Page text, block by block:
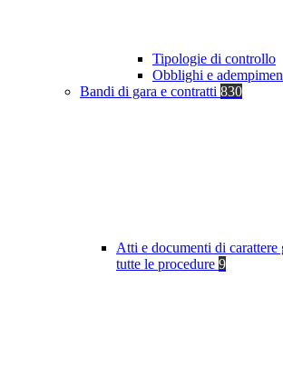
Tipologie di controllo
Obblighi e
Bandi di gara e contratti 830
Atti e documenti di carattere
tutte le procedure 9